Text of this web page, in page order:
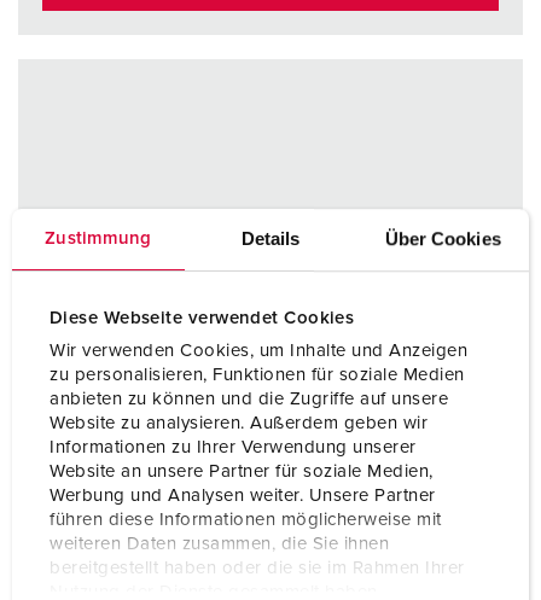
Zustimmung Details Über Cookies
Diese Webseite verwendet Cookies
Wir verwenden Cookies, um Inhalte und Anzeigen
zu personalisieren, Funktionen für soziale Medien
anbieten zu können und die Zugriffe auf unsere
Website zu analysieren. Außerdem geben wir
Informationen zu Ihrer Verwendung unserer
Website an unsere Partner für soziale Medien,
Werbung und Analysen weiter. Unsere Partner
führen diese Informationen möglicherweise mit
weiteren Daten zusammen, die Sie ihnen
bereitgestellt haben oder die sie im Rahmen Ihrer